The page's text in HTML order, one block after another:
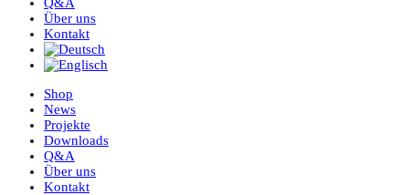
Über uns
Kontakt
Shop
News
Projekte
Downloads
Q&A
Über uns
Kontakt